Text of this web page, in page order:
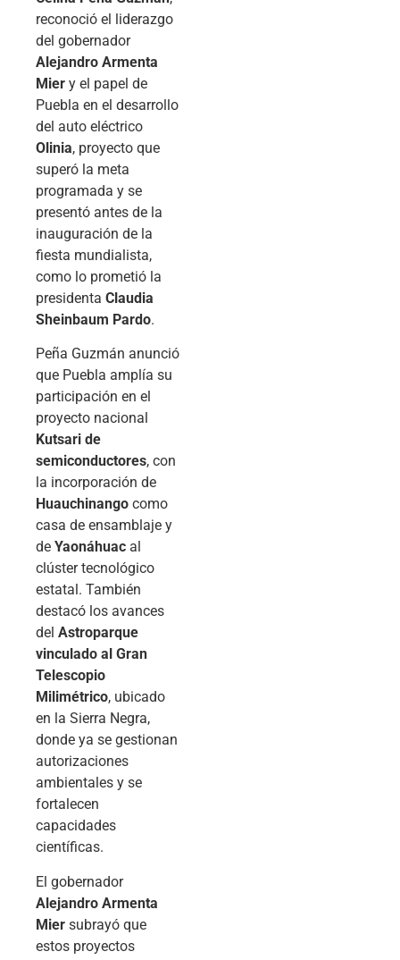
reconoció el liderazgo
del gobernador
Alejandro Armenta
Mier y el papel de
Puebla en el desarrollo
del auto eléctrico
Olinia, proyecto que
superó la meta
programada y se
presentó antes de la
inauguración de la
fiesta mundialista,
como lo prometió la
presidenta Claudia
Sheinbaum Pardo.
Peña Guzmán anunció
que Puebla amplía su
participación en el
proyecto nacional
Kutsari de
semiconductores, con
la incorporación de
Huauchinango como
casa de ensamblaje y
de Yaonáhuac al
clúster tecnológico
estatal. También
destacó los avances
del Astroparque
vinculado al Gran
Telescopio
Milimétrico, ubicado
en la Sierra Negra,
donde ya se gestionan
autorizaciones
ambientales y se
fortalecen
capacidades
científicas.
El gobernador
Alejandro Armenta
Mier subrayó que
estos proyectos